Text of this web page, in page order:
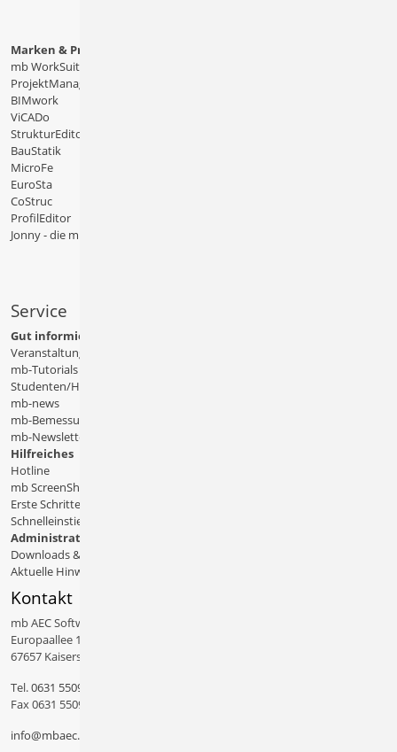
Marken & Produkte
mb WorkSuite
ProjektManager
BIMwork
ViCADo
StrukturEditor
BauStatik
MicroFe
EuroSta
CoStruc
ProfilEditor
Jonny - die mb-App
Service
Gut informiert
Veranstaltungen
mb-Tutorials
Studenten/Hochschule
mb-news
mb-Bemessungstafeln
mb-Newsletter
Hilfreiches
Hotline
mb ScreenShare
Erste Schritte
Schnelleinstiege & Doku
Administratives
Downloads & Patches
Aktuelle Hinweise
Kontakt
mb AEC Software GmbH
Europaallee 14
67657 Kaiserslautern
Tel.0631 550999 11
Fax 0631 550999 20
info@mbaec.de